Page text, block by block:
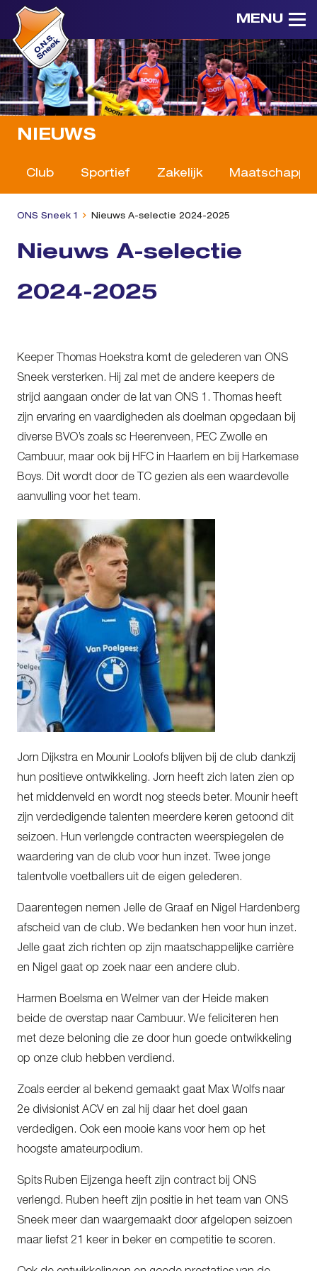
MENU
NIEUWS
Club Sportief Zakelijk
ONS Sneek 1 Nieuws A-selectie 2024-2025
Nieuws A-selectie
2024-2025
Keeper Thomas Hoekstra komt de gelederen van ONS
Sneek versterken. Hij zal met de andere keepers de
strijd aangaan onder de lat van ONS 1. Thomas heeft
zijn ervaring en vaardigheden als doelman opgedaan bij
diverse BVO’s zoals sc Heerenveen, PEC Zwolle en
Cambuur, maar ook bij HFC in Haarlem en bij Harkemase
Boys. Dit wordt door de TC gezien als een waardevolle
aanvulling voor het team.
Jorn Dijkstra en Mounir Loolofs blijven bij de club dankzij
hun positieve ontwikkeling. Jorn heeft zich laten zien op
het middenveld en wordt nog steeds beter. Mounir heeft
zijn verdedigende talenten meerdere keren getoond dit
seizoen. Hun verlengde contracten weerspiegelen de
waardering van de club voor hun inzet. Twee jonge
talentvolle voetballers uit de eigen gelederen.
Daarentegen nemen Jelle de Graaf en Nigel Hardenberg
afscheid van de club. We bedanken hen voor hun inzet.
Jelle gaat zich richten op zijn maatschappelijke carrière
en Nigel gaat op zoek naar een andere club.
Harmen Boelsma en Welmer van der Heide maken
beide de overstap naar Cambuur. We feliciteren hen
met deze beloning die ze door hun goede ontwikkeling
op onze club hebben verdiend.
Zoals eerder al bekend gemaakt gaat Max Wolfs naar
2e divisionist ACV en zal hij daar het doel gaan
verdedigen. Ook een mooie kans voor hem op het
hoogste amateurpodium.
Spits Ruben Eijzenga heeft zijn contract bij ONS
verlengd. Ruben heeft zijn positie in het team van ONS
Sneek meer dan waargemaakt door afgelopen seizoen
maar liefst 21 keer in beker en competitie te scoren.